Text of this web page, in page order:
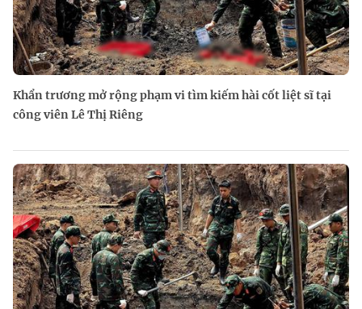
Khẩn trương mở rộng phạm vi tìm kiếm hài cốt liệt sĩ tại
công viên Lê Thị Riêng